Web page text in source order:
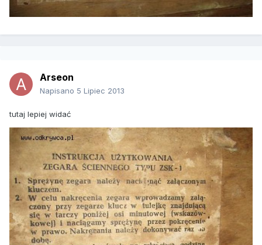
Arseon
Napisano 5 Lipiec 2013
tutaj lepiej widać